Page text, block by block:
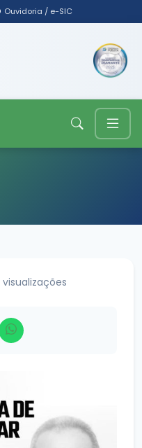
Ouvidoria / e-SIC
visualizações